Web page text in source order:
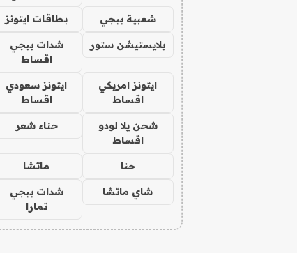
شعبية ببجي بطاقات ايتونز
بلايستيشن ستور
شدات ببجي
اقساط
ايتونز امريكي
اقساط
ايتونز سعودي
اقساط
شحن يلا لودو
اقساط
حناء شعر
حنا ماتشا
شاي ماتشا
شدات ببجي
تمارا